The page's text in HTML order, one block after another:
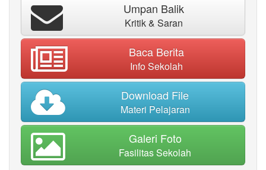
Umpan Balik
Kritik & Saran
Baca Berita
Info Sekolah
Download File
Materi Pelajaran
Galeri Foto
Fasilitas Sekolah